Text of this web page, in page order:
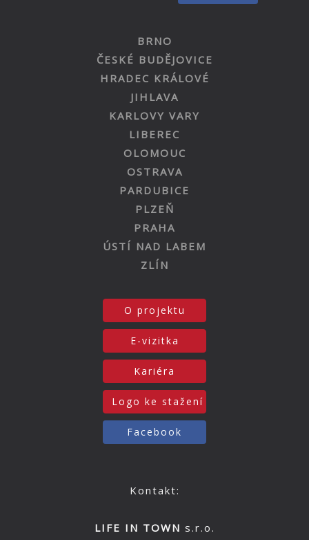
BRNO
ČESKÉ BUDĚJOVICE
HRADEC KRÁLOVÉ
JIHLAVA
KARLOVY VARY
LIBEREC
OLOMOUC
OSTRAVA
PARDUBICE
PLZEŇ
PRAHA
ÚSTÍ NAD LABEM
ZLÍN
O projektu
E-vizitka
Kariéra
Logo ke stažení
Facebook
Kontakt:
LIFE IN TOWN s.r.o.